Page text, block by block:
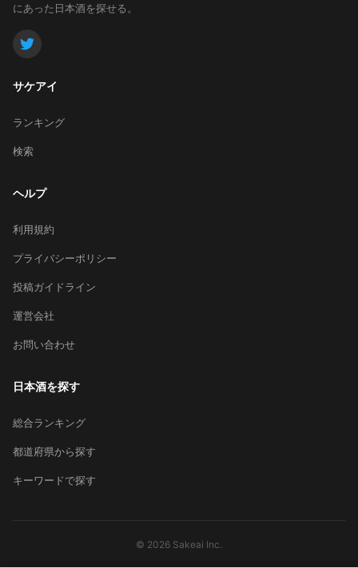
にあった日本酒を探せる。
サケアイ
ランキング
検索
ヘルプ
利用規約
プライバシーポリシー
投稿ガイドライン
運営会社
お問い合わせ
日本酒を探す
総合ランキング
都道府県から探す
キーワードで探す
© 2026 Sakeai Inc.